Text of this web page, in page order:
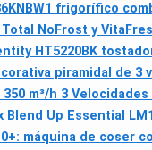
frigorífico
NoFrost y
HT5220BK
piramidal de
350 m³/h 3
Blend Up Essential
máquina de coser